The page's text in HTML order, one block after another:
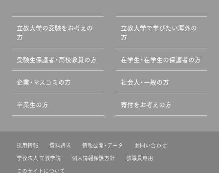
立教大学の受験をお考えの
方
立教大学で学びたい海外の
方
受験生保護者・高校教員の方 在学生・在学生の保護者の方
企業・マスコミの方 社会人・一般の方
卒業生の方 寄付をお考えの方
採用情報 資料請求 情報公開・データ
お問い合わせ
学校法人 立教学院
個人情報保護方針
教職員専用
このサイトについて